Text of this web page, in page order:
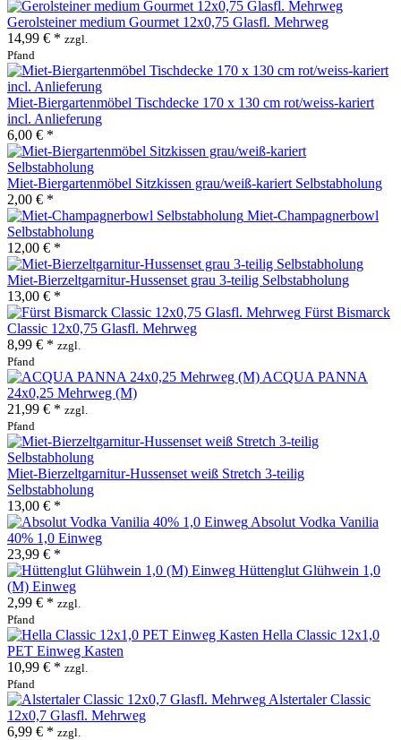
Gerolsteiner medium Gourmet 12x0,75 Glasfl. Mehrweg
14,99 € * zzgl.
Pfand
Miet-Biergartenmöbel Tischdecke 170 x 130 cm rot/weiss-kariert
incl. Anlieferung
6,00 € *
Miet-Biergartenmöbel Sitzkissen grau/weiß-kariert Selbstabholung
2,00 € *
Miet-Champagnerbowl
Selbstabholung
12,00 € *
Miet-Bierzeltgarnitur-Hussenset grau 3-teilig Selbstabholung
13,00 € *
Fürst Bismarck
Classic 12x0,75 Glasfl. Mehrweg
8,99 € * zzgl.
Pfand
ACQUA PANNA
24x0,25 Mehrweg (M)
21,99 € * zzgl.
Pfand
Miet-Bierzeltgarnitur-Hussenset weiß Stretch 3-teilig
Selbstabholung
13,00 € *
Absolut Vodka Vanilia
40% 1,0 Einweg
23,99 € *
Hüttenglut Glühwein 1,0
(M) Einweg
2,99 € * zzgl.
Pfand
Hella Classic 12x1,0
PET Einweg Kasten
10,99 € * zzgl.
Pfand
Alstertaler Classic
12x0,7 Glasfl. Mehrweg
6,99 € * zzgl.